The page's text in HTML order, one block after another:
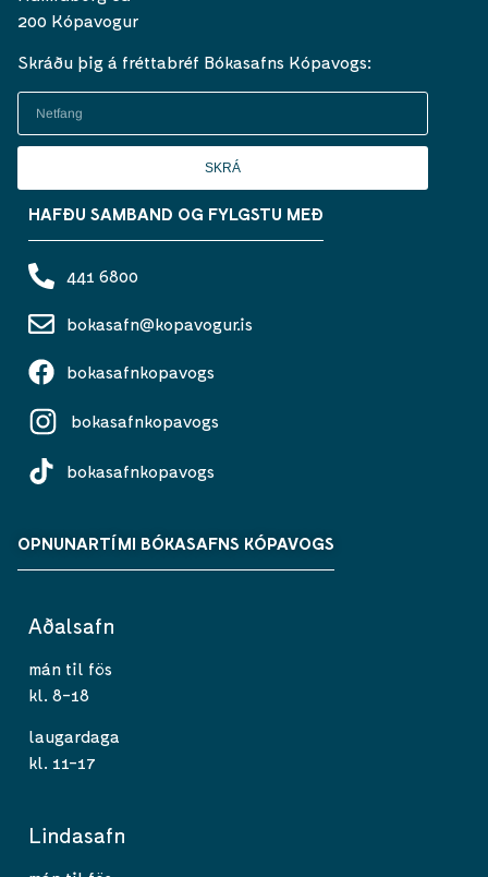
200 Kópavogur
Skráðu þig á fréttabréf Bókasafns Kópavogs:
SKRÁ
HAFÐU SAMBAND OG FYLGSTU MEÐ
441 6800
bokasafn@kopavogur.is
bokasafnkopavogs
bokasafnkopavogs
bokasafnkopavogs
OPNUNARTÍMI BÓKASAFNS KÓPAVOGS
Aðalsafn
mán til fös
kl. 8-18
laugardaga
kl. 11-17
Lindasafn